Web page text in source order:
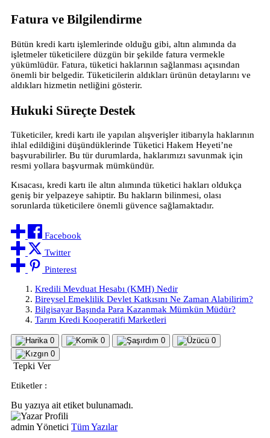
Fatura ve Bilgilendirme
Bütün kredi kartı işlemlerinde olduğu gibi, altın alımında da
işletmeler tüketicilere düzgün bir şekilde fatura vermekle
yükümlüdür. Fatura, tüketici haklarının sağlanması açısından
önemli bir belgedir. Tüketicilerin aldıkları ürünün detaylarını ve
aldıkları hizmetin netliğini gösterir.
Hukuki Süreçte Destek
Tüketiciler, kredi kartı ile yapılan alışverişler itibarıyla haklarının
ihlal edildiğini düşündüklerinde Tüketici Hakem Heyeti’ne
başvurabilirler. Bu tür durumlarda, haklarımızı savunmak için
resmi yollara başvurmak mümkündür.
Kısacası, kredi kartı ile altın alımında tüketici hakları oldukça
geniş bir yelpazeye sahiptir. Bu hakların bilinmesi, olası
sorunlarda tüketicilere önemli güvence sağlamaktadır.
Facebook
Twitter
Pinterest
Kredili Mevduat Hesabı (KMH) Nedir
Bireysel Emeklilik Devlet Katkısını Ne Zaman Alabilirim?
Bilgisayar Başında Para Kazanmak Mümkün Müdür?
Tarım Kredi Kooperatifi Marketleri
0 0 0
0
0
Tepki Ver
Etiketler :
Bu yazıya ait etiket bulunamadı.
admin Yönetici Tüm Yazılar